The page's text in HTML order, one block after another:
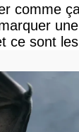
comme
ce sont